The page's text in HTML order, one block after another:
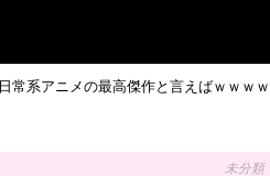
日常系アニメの最高傑作と言えばｗｗｗｗ
未分類